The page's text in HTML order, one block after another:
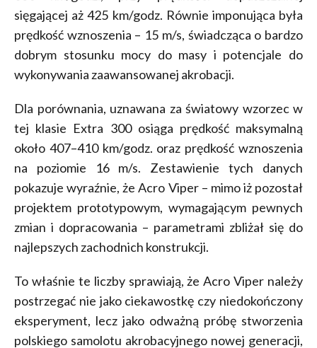
sięgającej aż 425 km/godz. Równie imponująca była
prędkość wznoszenia – 15 m/s, świadcząca o bardzo
dobrym stosunku mocy do masy i potencjale do
wykonywania zaawansowanej akrobacji.
Dla porównania, uznawana za światowy wzorzec w
tej klasie Extra 300 osiąga prędkość maksymalną
około 407–410 km/godz. oraz prędkość wznoszenia
na poziomie 16 m/s. Zestawienie tych danych
pokazuje wyraźnie, że Acro Viper – mimo iż pozostał
projektem prototypowym, wymagającym pewnych
zmian i dopracowania – parametrami zbliżał się do
najlepszych zachodnich konstrukcji.
To właśnie te liczby sprawiają, że Acro Viper należy
postrzegać nie jako ciekawostkę czy niedokończony
eksperyment, lecz jako odważną próbę stworzenia
polskiego samolotu akrobacyjnego nowej generacji,